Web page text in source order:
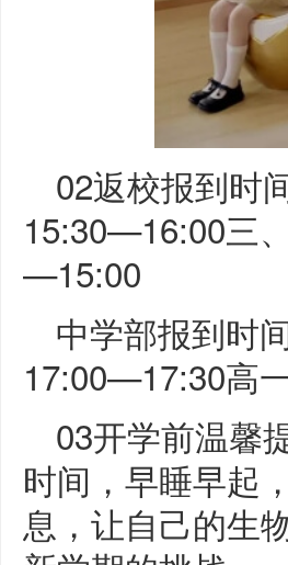
02返校报到时
15:30—16:00三
—15:00
中学部报到时
17:00—17:30高
03开学前温馨
时间，早睡早起
息，让自己的生